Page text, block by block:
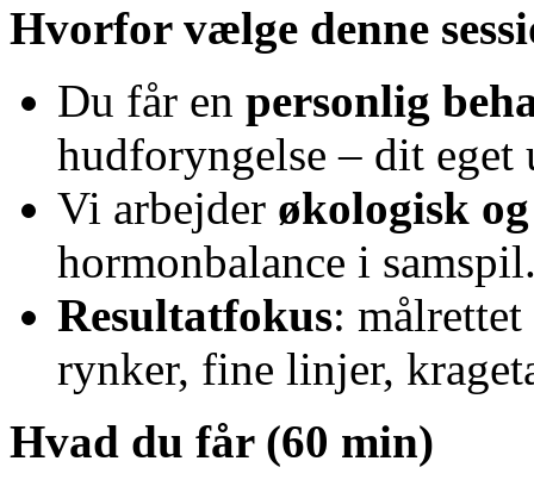
Hvorfor vælge denne
Du får en personlig
hudforyngelse – dit
Vi arbejder økologisk
hormonbalance i
Resultatfokus:
rynker, fine linjer,
Hvad du får (60 min)